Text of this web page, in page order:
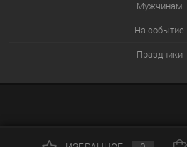
Мужчинам
На событие
Праздники